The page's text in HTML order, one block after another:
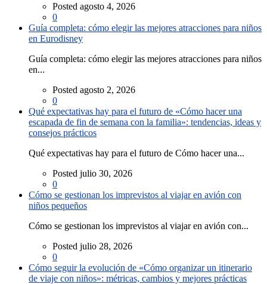
Posted agosto 4, 2026
0
Guía completa: cómo elegir las mejores atracciones para niños
en Eurodisney
Guía completa: cómo elegir las mejores atracciones para niños
en...
Posted agosto 2, 2026
0
Qué expectativas hay para el futuro de «Cómo hacer una
escapada de fin de semana con la familia»: tendencias, ideas y
consejos prácticos
Qué expectativas hay para el futuro de Cómo hacer una...
Posted julio 30, 2026
0
Cómo se gestionan los imprevistos al viajar en avión con
niños pequeños
Cómo se gestionan los imprevistos al viajar en avión con...
Posted julio 28, 2026
0
Cómo seguir la evolución de «Cómo organizar un itinerario
de viaje con niños»: métricas, cambios y mejores prácticas